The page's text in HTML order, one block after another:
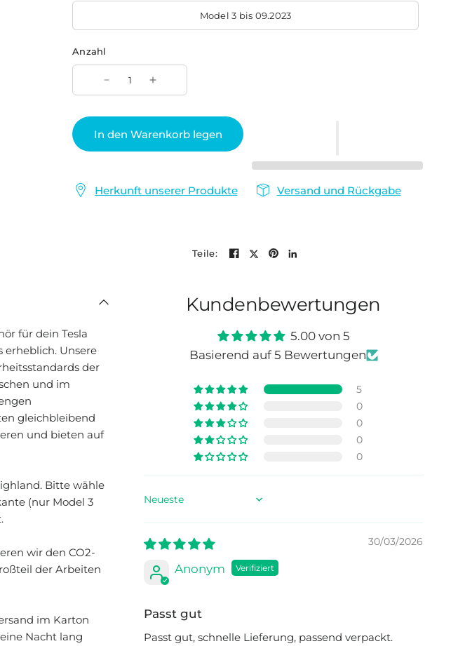
Model 3 bis 09.2023
Anzahl
In den Warenkorb legen
Herkunft unserer Produkte Versand und Rückgabe
Teile:
für dein Tesla
erheblich. Unsere
der
und im
gleichbleibend
und bieten auf
Bitte wähle
(nur Model 3
wir den CO2-
der Arbeiten
im Karton
Nacht lang
Kundenbewertungen
5.00 von 5
Basierend auf 5 Bewertungen
5
0
0
0
0
Sort by
30/03/2026
Anonym
Passt gut
Passt gut, schnelle Lieferung, passend verpackt.